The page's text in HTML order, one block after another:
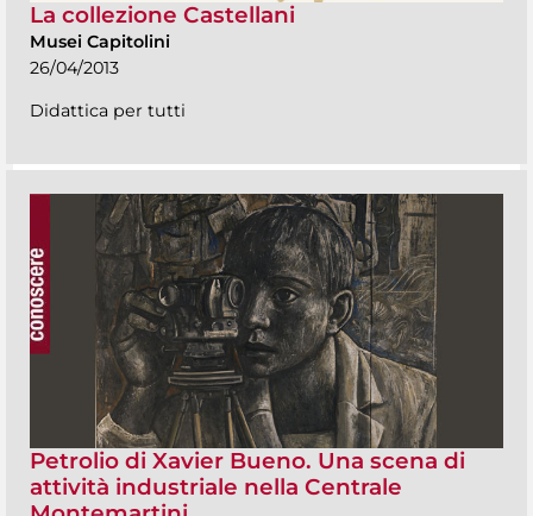
La collezione Castellani
Musei Capitolini
26/04/2013
Didattica per tutti
Petrolio di Xavier Bueno. Una scena di
attività industriale nella Centrale